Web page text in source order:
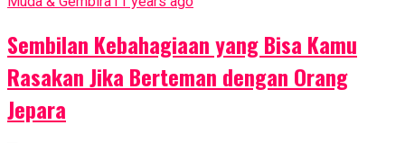
Sembilan Kebahagiaan yang Bisa Kamu
Rasakan Jika Berteman dengan Orang
Jepara